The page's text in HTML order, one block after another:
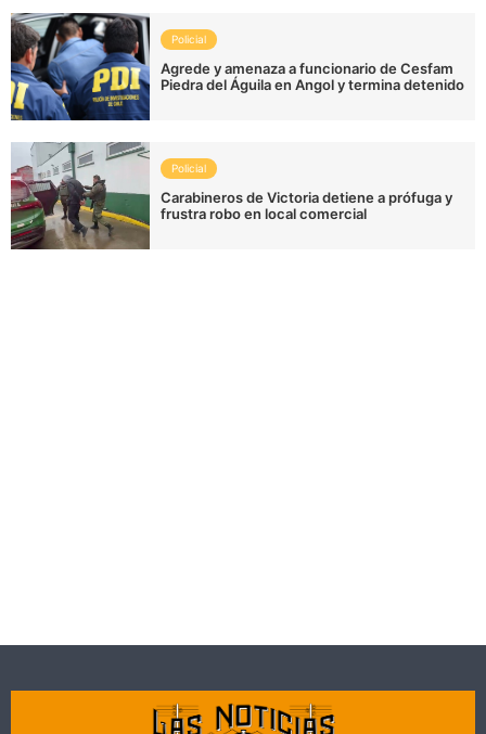
Policial
Agrede y amenaza a funcionario de Cesfam
Piedra del Águila en Angol y termina detenido
Policial
Carabineros de Victoria detiene a prófuga y
frustra robo en local comercial